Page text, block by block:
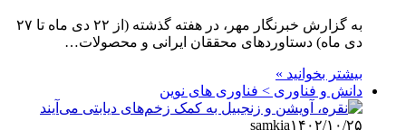
به گزارش خبرنگار مهر، در هفته گذشته (از ۲۲ دی ماه تا ۲۷
دی ماه) دستاوردهای محققان ایرانی و محصولات…
بیشتر بخوانید »
دانش و فناوری > فناوری های نوین
samkia۱۴۰۲/۱۰/۲۵